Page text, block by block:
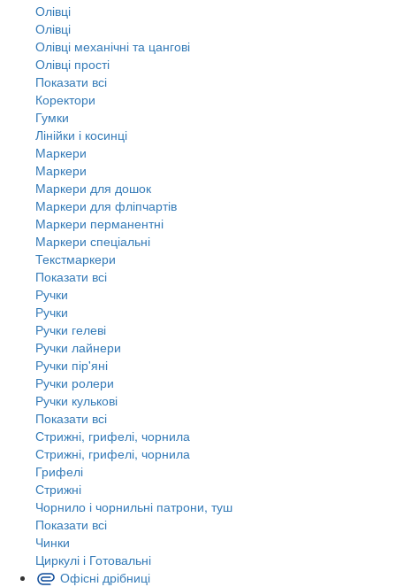
Олівці
Олівці
Олівці механічні та цангові
Олівці прості
Показати всі
Коректори
Гумки
Лінійки і косинці
Маркери
Маркери
Маркери для дошок
Маркери для фліпчартів
Маркери перманентні
Маркери спеціальні
Текстмаркери
Показати всі
Ручки
Ручки
Ручки гелеві
Ручки лайнери
Ручки пір'яні
Ручки ролери
Ручки кулькові
Показати всі
Стрижні, грифелі, чорнила
Стрижні, грифелі, чорнила
Грифелі
Стрижні
Чорнило і чорнильні патрони, туш
Показати всі
Чинки
Циркулі і Готовальні
Офісні дрібниці